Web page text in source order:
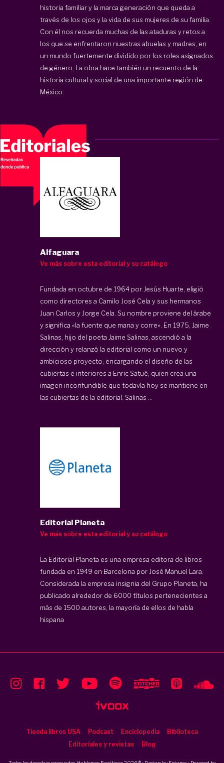
historia familiar y la marca generación que queda a
través de los ojos y la vida de sus mujeres de su familia.
Con él nos recuerda muchas de las ataduras y retos a
los que se enfrentaron nuestras abuelas y madres, en
un mundo fuertemente dividido por los roles asignados
de género. La obra hace también un recuento de la
historia cultural y social de una importante región de
México.
Alfaguara
Ve más sobre esta editorial y su catálogo
Fundada en octubre de 1964 por Jesús Huarte, eligió
como directores a Camilo José Cela y sus hermanos
Juan Carlos y Jorge Cela. Su nombre proviene del árabe
y significa «la fuente que mana y corre». En 1975, Jaime
Salinas, hijo del poeta Jaime Salinas, ascendió a la
dirección y relanzó la editorial como un nuevo y
ambicioso proyecto, encargando el diseño de las
cubiertas e interiores a Enric Satué, quien crea una
imagen inconfundible que todavía hoy se mantiene en
las cubiertas de la editorial. Salinas ...
Editorial Planeta
Ve más sobre esta editorial y su catálogo
La Editorial Planeta es una empresa editora de libros
fundada en 1949 en Barcelona por José Manuel Lara.
Considerada la empresa insignia del Grupo Planeta, ha
publicado alrededor de 6000 títulos pertenecientes a
más de 1500 autores, la mayoría de ellos de habla
hispana
Tienda libros USA Podcast Enciclopedia
Biblioteca
Editoriales y revistas
Blog